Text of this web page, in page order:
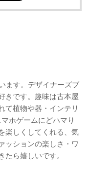
ます。デザイナーズブ
きです。趣味は古本屋
て植物や器・インテリ
ホゲームにどハマり
楽しくしてくれる、気
ッションの楽しさ・ワ
たら嬉しいです。